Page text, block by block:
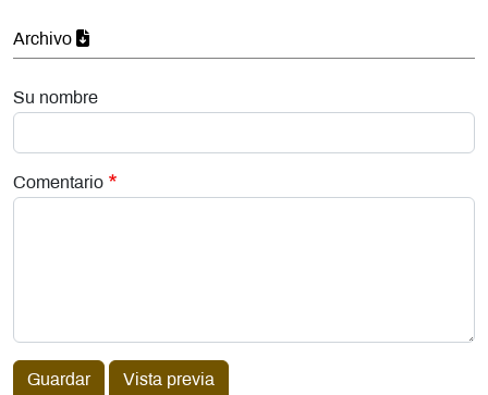
Archivo
Su nombre
Comentario
Guardar Vista previa